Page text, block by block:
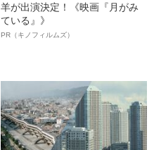
羊が出演決定！《映画『月がみ
ている』》
PR（キノフィルムズ）